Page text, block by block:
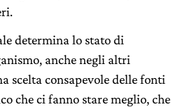
determina lo stato di
anche negli altri
scelta consapevole delle fonti
che ci fanno stare meglio, che